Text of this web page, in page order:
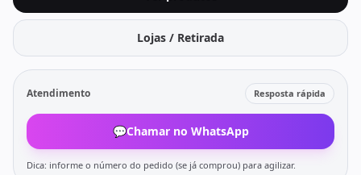
Lojas / Retirada
Atendimento Resposta rápida
💬Chamar no WhatsApp
Dica: informe o número do pedido (se já comprou) para agilizar.